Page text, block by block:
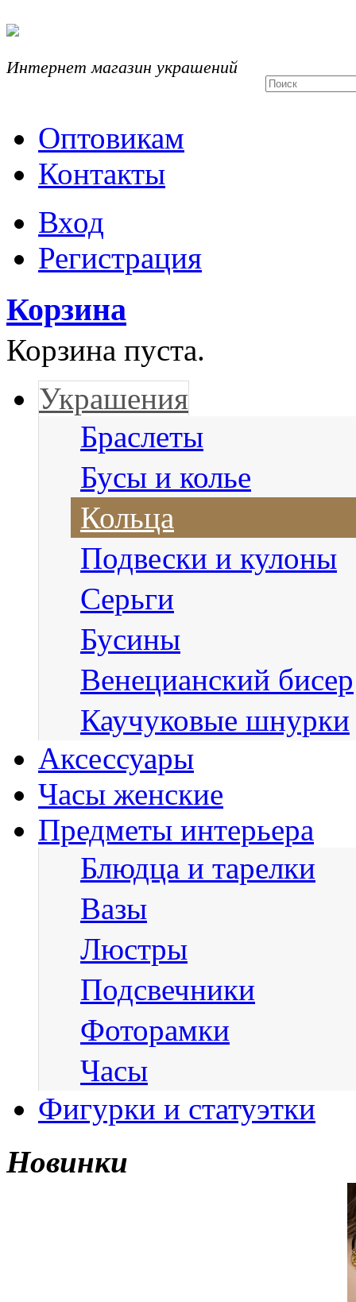
Интернет магазин украшений
Оптовикам
Контакты
Вход
Регистрация
Корзина
Корзина пуста.
Украшения
Браслеты
Бусы и колье
Кольца
Подвески и кулоны
Серьги
Бусины
Венецианский бисер
Каучуковые шнурки
Аксессуары
Часы женские
Предметы интерьера
Блюдца и тарелки
Вазы
Люстры
Подсвечники
Фоторамки
Часы
Фигурки и статуэтки
Новинки